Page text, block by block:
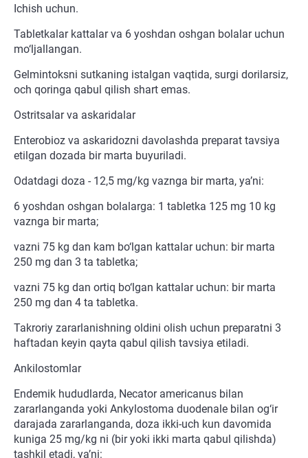
Ichish uchun.
Tabletkalar kattalar va 6 yoshdan oshgan bolalar uchun
mo‘ljallangan.
Gelmintoksni sutkaning istalgan vaqtida, surgi dorilarsiz,
och qoringa qabul qilish shart emas.
Ostritsalar va askaridalar
Enterobioz va askaridozni davolashda preparat tavsiya
etilgan dozada bir marta buyuriladi.
Odatdagi doza - 12,5 mg/kg vaznga bir marta, ya’ni:
6 yoshdan oshgan bolalarga: 1 tabletka 125 mg 10 kg
vaznga bir marta;
vazni 75 kg dan kam bo‘lgan kattalar uchun: bir marta
250 mg dan 3 ta tabletka;
vazni 75 kg dan ortiq bo‘lgan kattalar uchun: bir marta
250 mg dan 4 ta tabletka.
Takroriy zararlanishning oldini olish uchun preparatni 3
haftadan keyin qayta qabul qilish tavsiya etiladi.
Ankilostomlar
Endemik hududlarda, Necator americanus bilan
zararlanganda yoki Ankylostoma duodenale bilan og‘ir
darajada zararlanganda, doza ikki-uch kun davomida
kuniga 25 mg/kg ni (bir yoki ikki marta qabul qilishda)
tashkil etadi, ya’ni: